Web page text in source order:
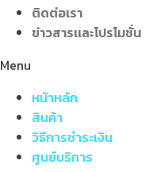
ติดต่อเรา
ข่าวสารเเละโปรโมชั่น
Menu
หน้าหลัก
สินค้า
วิธีการชำระเงิน
ศูนย์บริการ